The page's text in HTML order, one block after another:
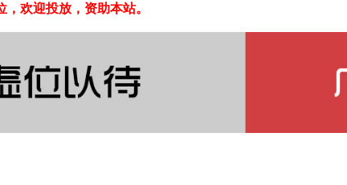
欢迎投放，资助本站。